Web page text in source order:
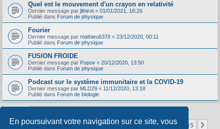
En poursuivant votre navigation sur ce site, vous
Quel est le mouvement d'un crayon en relativité
Dernier message par jlthirot « 01/01/2021, 16:26
Publié dans Forum de physique
Fourier
Dernier message par mathieu6378 « 23/12/2020, 00:11
Publié dans Forum de physique
FUSION FROIDE
Dernier message par Popov « 20/12/2020, 13:50
Publié dans Forum de physique
Podcast sur le système immunitaire et la COVID-19
Dernier message par MLD29 « 11/12/2020, 13:18
Publié dans Forum de biologie
La recherche a retourné 356 résultats Page 1sur15
1 2 3 4 5 … 15